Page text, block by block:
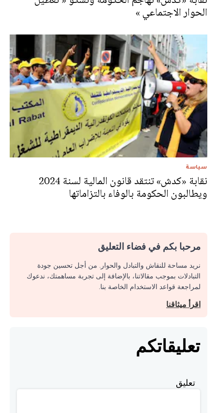
الحوار الاجتماعي »
سياسة
نقابة «كدش» تنتقد قانون المالية لسنة 2024
ويطالبون الحكومة بالوفاء بالتزاماتها
مرحبا بكم في فضاء التعليق
نريد مساحة للنقاش والتبادل والحوار. من أجل تحسين جودة
التبادلات بموجب مقالاتنا، بالإضافة إلى تجربة مساهمتك، ندعوك
لمراجعة قواعد الاستخدام الخاصة بنا.
اقرأ ميثاقنا
تعليقاتكم
تعليق